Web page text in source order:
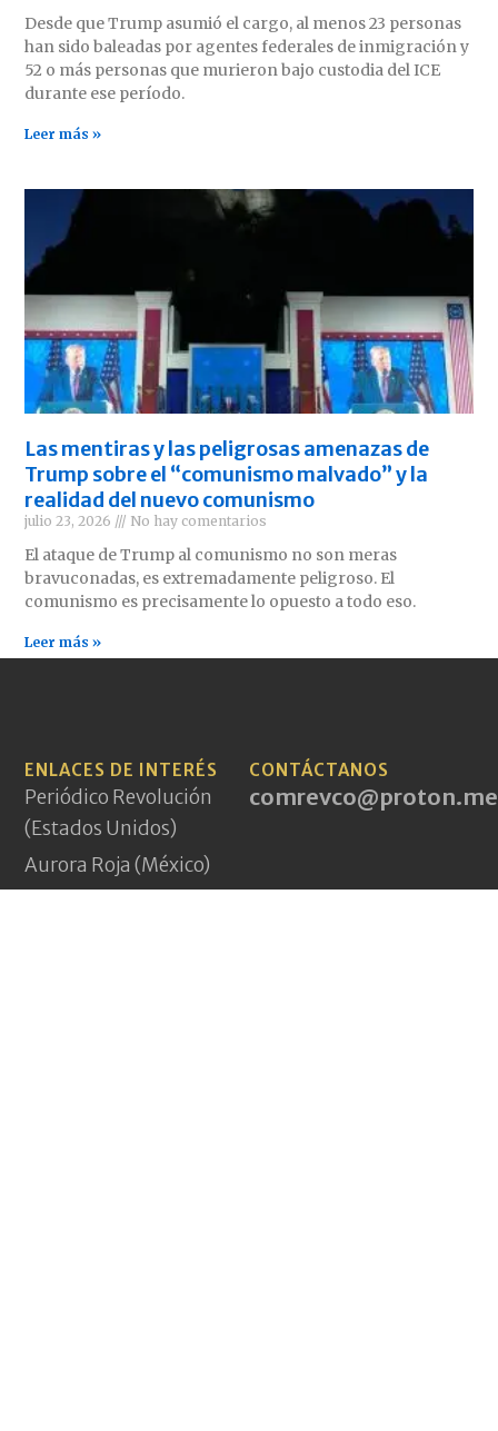
Desde que Trump asumió el cargo, al menos 23 personas
han sido baleadas por agentes federales de inmigración y
52 o más personas que murieron bajo custodia del ICE
durante ese período.
Leer más »
Las mentiras y las peligrosas amenazas de
Trump sobre el “comunismo malvado” y la
realidad del nuevo comunismo
julio 23, 2026 No hay comentarios
El ataque de Trump al comunismo no son meras
bravuconadas, es extremadamente peligroso. El
comunismo es precisamente lo opuesto a todo eso.
Leer más »
ENLACES DE INTERÉS
Periódico Revolución
(Estados Unidos)
Aurora Roja (México)
CONTÁCTANOS
comrevco@proton.me